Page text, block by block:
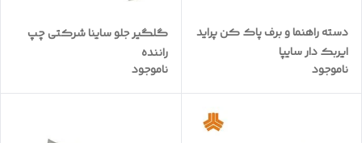
دسته راهنما و برف پاک کن پراید
ایربک دار سایپا
ناموجود
گلگیر جلو ساینا شرکتی چپ
راننده
ناموجود